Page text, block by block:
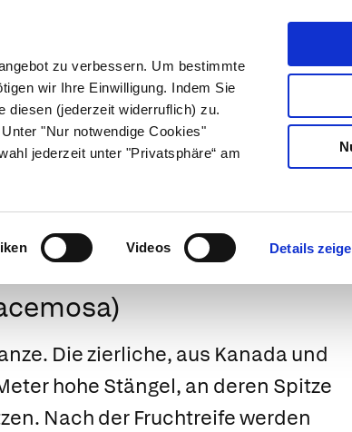
zu verbessern. Um bestimmte
wir Ihre Einwilligung. Indem Sie
diesen (jederzeit widerruflich) zu.
"Nur notwendige Cookies"
jederzeit unter "Privatsphäre“ am
Videos Details
& Kind Gesund leben Über uns
Die zierliche, aus Kanada und
hohe Stängel, an deren Spitze
Nach der Fruchtreife werden